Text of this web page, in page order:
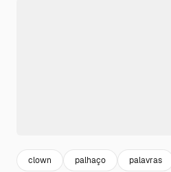
clown palhaço palavras